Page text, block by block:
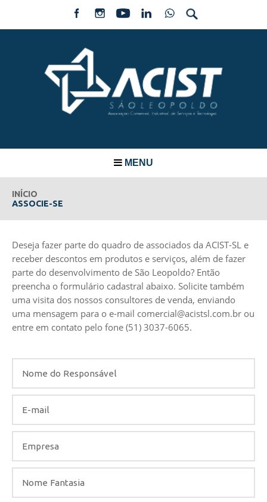
MENU
INÍCIO
ASSOCIE-SE
Deseja fazer parte do quadro de associados da ACIST-SL e
receber descontos em produtos e serviços, além de fazer
parte do desenvolvimento de São Leopoldo? Então
preencha o formulário cadastral abaixo. Solicite também
uma visita dos nossos consultores de venda, enviando
uma mensagem para o e-mail comercial@acistsl.com.br ou
entre em contato pelo fone (51) 3037-6065.